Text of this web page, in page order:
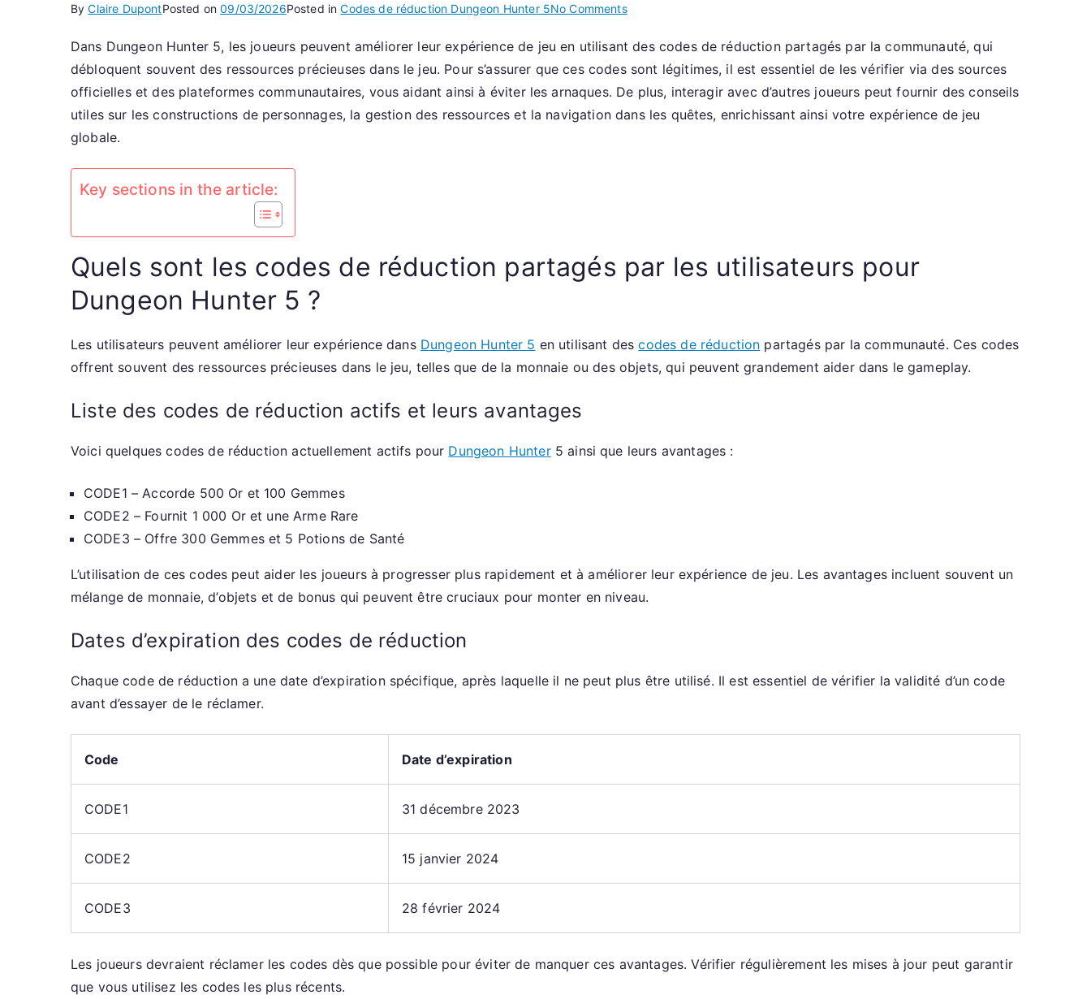
ByClaire DupontPosted on09/03/2026Posted inCodes de réduction Dungeon Hunter 5No Commentson
Hunter
5
:
Codes
de
la
communauté
Dans Dungeon Hunter 5, les joueurs peuvent améliorer leur expérience de jeu en utilisant des codes de réduction partagés par la communauté, qui
débloquent souvent des ressources précieuses dans le jeu. Pour s’assurer que ces codes sont légitimes, il est essentiel de les vérifier via des sources
officielles et des plateformes communautaires, vous aidant ainsi à éviter les arnaques. De plus, interagir avec d’autres joueurs peut fournir des conseils
utiles sur les constructions de personnages, la gestion des ressources et la navigation dans les quêtes, enrichissant ainsi votre expérience de jeu
globale.
Key sections in the article:
Quels sont les codes de réduction partagés par les utilisateurs pour
Dungeon Hunter 5 ?
Les utilisateurs peuvent améliorer leur expérience dans Dungeon Hunter 5 en utilisant descodes de réduction partagés par la communauté. Ces codes
offrent souvent des ressources précieuses dans le jeu, telles que de la monnaie ou des objets, qui peuvent grandement aider dans le gameplay.
Liste des codes de réduction actifs et leurs avantages
Voici quelques codes de réduction actuellement actifs pour Dungeon Hunter5 ainsi que leurs avantages :
CODE1 – Accorde 500 Or et 100 Gemmes
CODE2 – Fournit 1 000 Or et une Arme Rare
CODE3 – Offre 300 Gemmes et 5 Potions de Santé
L’utilisation de ces codes peut aider les joueurs à progresser plus rapidement et à améliorer leur expérience de jeu. Les avantages incluent souvent un
mélange de monnaie, d’objets et de bonus qui peuvent être cruciaux pour monter en niveau.
Dates d’expiration des codes de réduction
Chaque code de réduction a une date d’expiration spécifique, après laquelle il ne peut plus être utilisé. Il est essentiel de vérifier la validité d’un code
avant d’essayer de le réclamer.
Code Date d’expiration
CODE1 31 décembre 2023
CODE2 15 janvier 2024
CODE3 28 février 2024
Les joueurs devraient réclamer les codes dès que possible pour éviter de manquer ces avantages. Vérifier régulièrement les mises à jour peut garantir
que vous utilisez les codes les plus récents.